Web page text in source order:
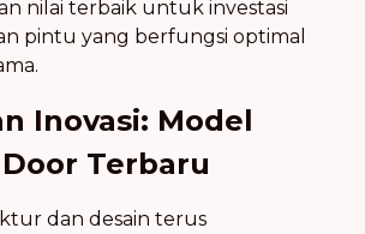
nilai terbaik untuk investasi
pintu yang berfungsi optimal
Inovasi: Model
Terbaru
dan desain terus